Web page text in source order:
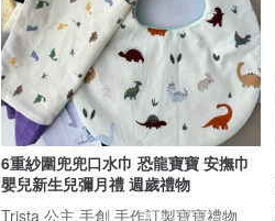
6重紗圍兜兜口水巾 恐龍寶寶 安撫巾
嬰兒新生兒彌月禮 週歲禮物
Trista 公主 手創 手作訂製寶寶禮物